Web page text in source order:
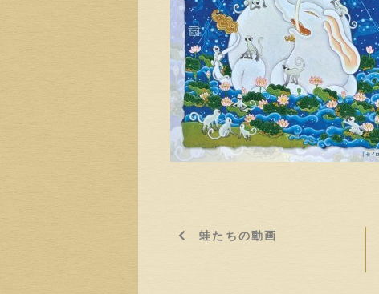
蛙たちの動画